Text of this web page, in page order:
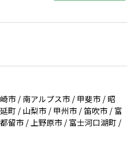
市 / 南アルプス市 / 甲斐市 / 昭
町 / 山梨市 / 甲州市 / 笛吹市 / 富
留市 / 上野原市 / 富士河口湖町 /